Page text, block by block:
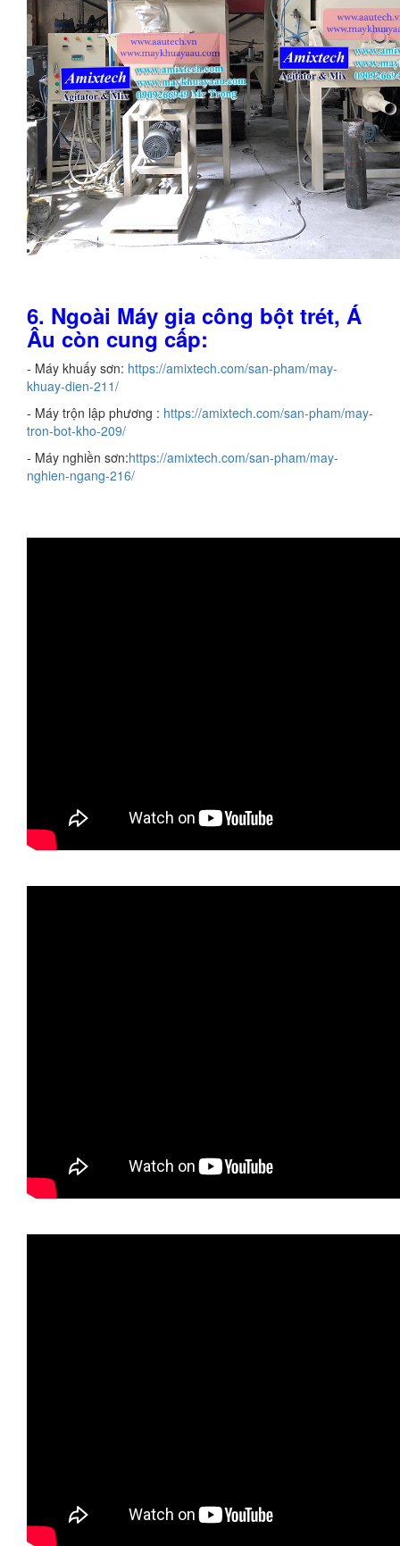
6. Ngoài Máy gia công bột trét, Á
Âu còn cung cấp:
- Máy khuấy sơn: https://amixtech.com/san-pham/may-
khuay-dien-211/
- Máy trộn lập phương : https://amixtech.com/san-pham/may-
tron-bot-kho-209/
- Máy nghiền sơn:https://amixtech.com/san-pham/may-
nghien-ngang-216/